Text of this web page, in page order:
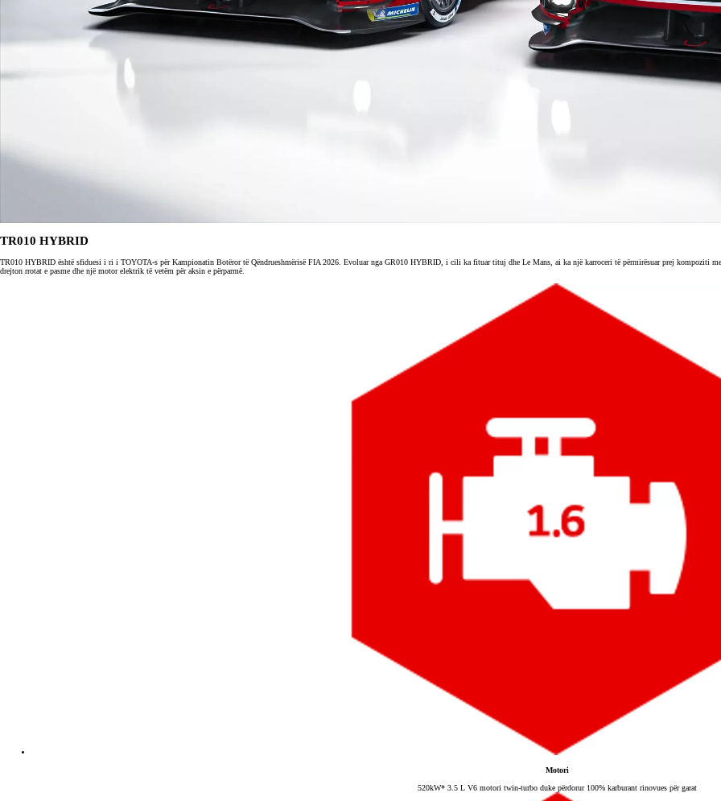
TR010 HYBRID
TR010 HYBRID është sfiduesi i ri i TOYOTA-s për Kampionatin Botëror të Qëndrueshmërisë FIA 2026. Evoluar nga GR010 HYBRID, i cili ka fituar tituj dhe Le Mans, ai ka një karroceri të përmirësuar prej kompoziti
drejton rrotat e pasme dhe një motor elektrik të vetëm për aksin e përparmë.
Motori
520kW* 3.5 L V6 motori twin-turbo duke përdorur 100% karburant rinovues për garat